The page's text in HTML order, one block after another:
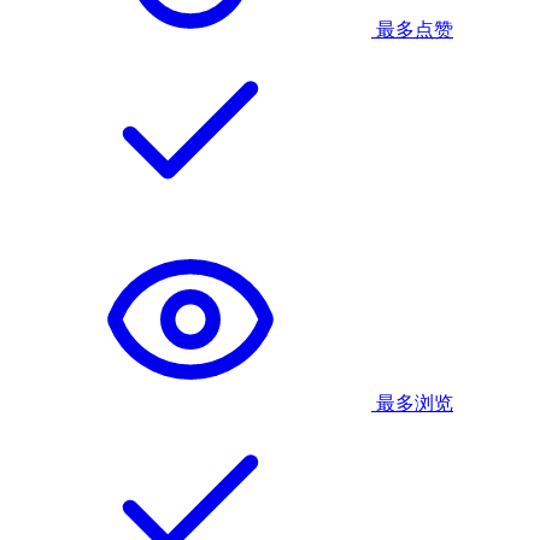
最多点赞
最多浏览